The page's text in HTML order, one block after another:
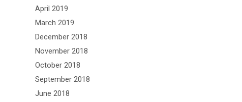
April 2019
March 2019
December 2018
November 2018
October 2018
September 2018
June 2018